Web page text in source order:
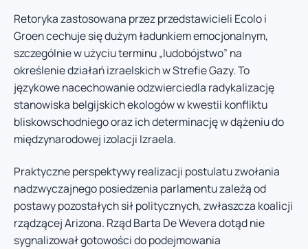
Retoryka zastosowana przez przedstawicieli Ecolo i
Groen cechuje się dużym ładunkiem emocjonalnym,
szczególnie w użyciu terminu „ludobójstwo” na
określenie działań izraelskich w Strefie Gazy. To
językowe nacechowanie odzwierciedla radykalizację
stanowiska belgijskich ekologów w kwestii konfliktu
bliskowschodniego oraz ich determinację w dążeniu do
międzynarodowej izolacji Izraela.
Praktyczne perspektywy realizacji postulatu zwołania
nadzwyczajnego posiedzenia parlamentu zależą od
postawy pozostałych sił politycznych, zwłaszcza koalicji
rządzącej Arizona. Rząd Barta De Wevera dotąd nie
sygnalizował gotowości do podejmowania